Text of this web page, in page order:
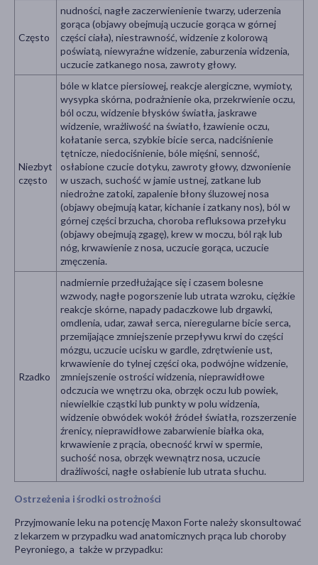
Często
nudności, nagłe zaczerwienienie twarzy, uderzenia
gorąca (objawy obejmują uczucie gorąca w górnej
części ciała), niestrawność, widzenie z kolorową
poświatą, niewyraźne widzenie, zaburzenia widzenia,
uczucie zatkanego nosa, zawroty głowy.
Niezbyt
często
bóle w klatce piersiowej, reakcje alergiczne, wymioty,
wysypka skórna, podrażnienie oka, przekrwienie oczu,
ból oczu, widzenie błysków światła, jaskrawe
widzenie, wrażliwość na światło, łzawienie oczu,
kołatanie serca, szybkie bicie serca, nadciśnienie
tętnicze, niedociśnienie, bóle mięśni, senność,
osłabione czucie dotyku, zawroty głowy, dzwonienie
w uszach, suchość w jamie ustnej, zatkane lub
niedrożne zatoki, zapalenie błony śluzowej nosa
(objawy obejmują katar, kichanie i zatkany nos), ból w
górnej części brzucha, choroba refluksowa przełyku
(objawy obejmują zgagę), krew w moczu, ból rąk lub
nóg, krwawienie z nosa, uczucie gorąca, uczucie
zmęczenia.
Rzadko
nadmiernie przedłużające się i czasem bolesne
wzwody, nagłe pogorszenie lub utrata wzroku, ciężkie
reakcje skórne, napady padaczkowe lub drgawki,
omdlenia, udar, zawał serca, nieregularne bicie serca,
przemijające zmniejszenie przepływu krwi do części
mózgu, uczucie ucisku w gardle, zdrętwienie ust,
krwawienie do tylnej części oka, podwójne widzenie,
zmniejszenie ostrości widzenia, nieprawidłowe
odczucia we wnętrzu oka, obrzęk oczu lub powiek,
niewielkie cząstki lub punkty w polu widzenia,
widzenie obwódek wokół źródeł światła, rozszerzenie
źrenicy, nieprawidłowe zabarwienie białka oka,
krwawienie z prącia, obecność krwi w spermie,
suchość nosa, obrzęk wewnątrz nosa, uczucie
drażliwości, nagłe osłabienie lub utrata słuchu.
Ostrzeżenia i środki ostrożności
Przyjmowanie leku na potencję Maxon Forte należy skonsultować
z lekarzem w przypadku wad anatomicznych prąca lub choroby
Peyroniego, a także w przypadku: